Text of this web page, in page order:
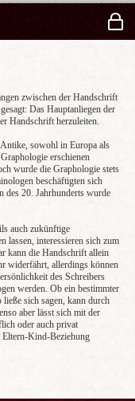
zwischen der Handschrift
Das Hauptanliegen der
Handschrift herzuleiten.
sowohl in Europa als
erschienen
wurde die Graphologie stets
beschäftigten sich
des 20. Jahrhunderts wurde
auch zukünftige
lassen, interessieren sich zum
kann die Handschrift allein
widerfährt, allerdings können
des Schreibers
werden. Ob ein bestimmter
ließe sich sagen, kann durch
aber lässt sich mit der
oder auch privat
Kind-Beziehung